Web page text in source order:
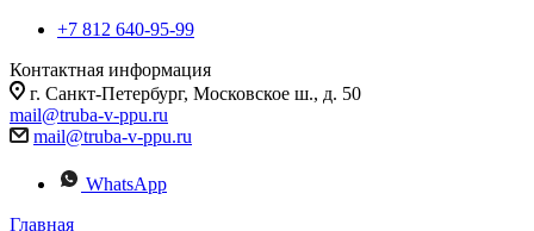
+7 812 640-95-99
Контактная информация
г. Санкт-Петербург, Московское ш., д. 50
mail@truba-v-ppu.ru
mail@truba-v-ppu.ru
WhatsApp
Главная